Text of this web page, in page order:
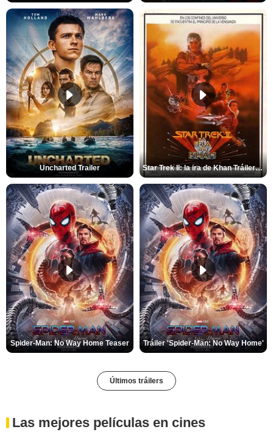
Uncharted Trailer Star Trek II: la ira de Khan Tráiler VO
Spider-Man: No Way Home Teaser Tráiler 'Spider-Man: No Way Home'
Últimos tráilers
Las mejores películas en cines